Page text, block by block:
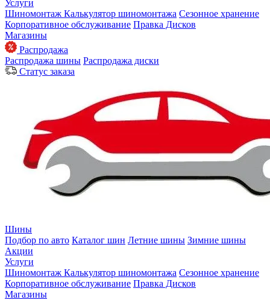
Услуги
Шиномонтаж Калькулятор шиномонтажа Сезонное хранение
Корпоративное обслуживание Правка Дисков
Магазины
Распродажа
Распродажа шины Распродажа диски
Статус заказа
Шины
Подбор по авто Каталог шин Летние шины Зимние шины
Акции
Услуги
Шиномонтаж Калькулятор шиномонтажа Сезонное хранение
Корпоративное обслуживание Правка Дисков
Магазины